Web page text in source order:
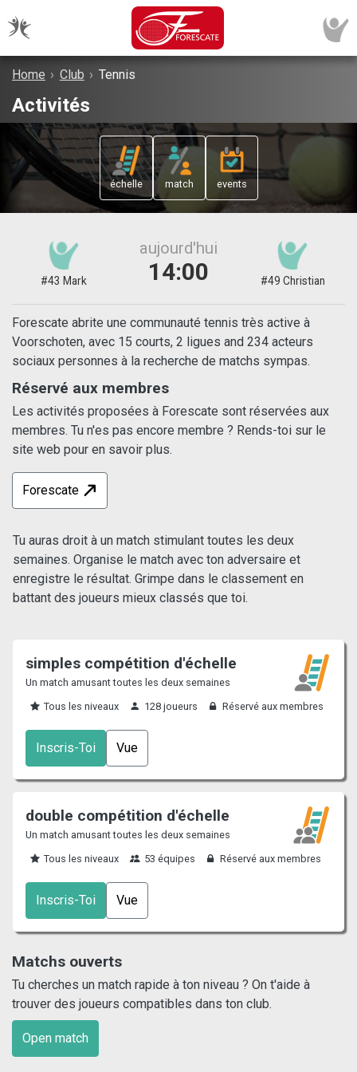
Home › Club › Tennis
Activités
échelle match events
#43 Mark
aujourd'hui
14:00 #49 Christian
Forescate abrite une communauté tennis très active à
Voorschoten, avec 15 courts, 2 ligues and 234 acteurs
sociaux personnes à la recherche de matchs sympas.
Réservé aux membres
Les activités proposées à Forescate sont réservées aux
membres. Tu n'es pas encore membre ? Rends-toi sur le
site web pour en savoir plus.
Forescate
Tu auras droit à un match stimulant toutes les deux
semaines. Organise le match avec ton adversaire et
enregistre le résultat. Grimpe dans le classement en
battant des joueurs mieux classés que toi.
simples compétition d'échelle
Un match amusant toutes les deux semaines
Tous les niveaux
128 joueurs Réservé aux membres
Inscris-Toi Vue
double compétition d'échelle
Un match amusant toutes les deux semaines
Tous les niveaux
53 équipes Réservé aux membres
Inscris-Toi Vue
Matchs ouverts
Tu cherches un match rapide à ton niveau ? On t'aide à
trouver des joueurs compatibles dans ton club.
Open match